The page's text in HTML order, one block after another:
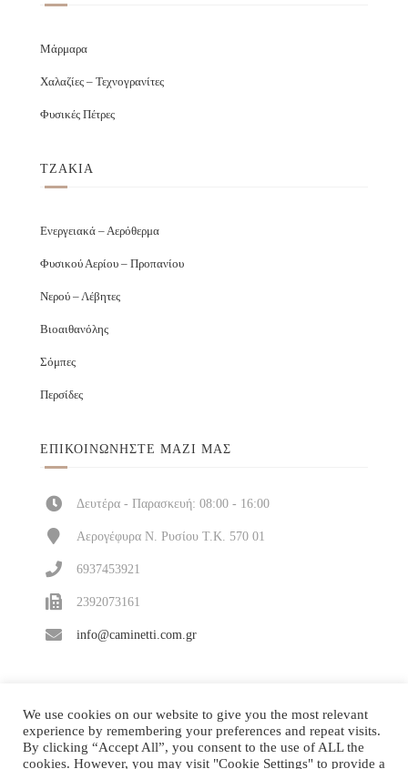
Μάρμαρα
Χαλαζίες – Τεχνογρανίτες
Φυσικές Πέτρες
ΤΖΑΚΙΑ
Ενεργειακά – Αερόθερμα
Φυσικού Αερίου – Προπανίου
Νερού – Λέβητες
Βιοαιθανόλης
Σόμπες
Περσίδες
ΕΠΙΚΟΙΝΩΝΉΣΤΕ ΜΑΖΊ ΜΑΣ
Δευτέρα - Παρασκευή: 08:00 - 16:00
Αερογέφυρα Ν. Ρυσίου Τ.Κ. 570 01
6937453921
2392073161
info@caminetti.com.gr
We use cookies on our website to give you the most relevant
experience by remembering your preferences and repeat visits.
By clicking “Accept All”, you consent to the use of ALL the
cookies. However, you may visit "Cookie Settings" to provide a